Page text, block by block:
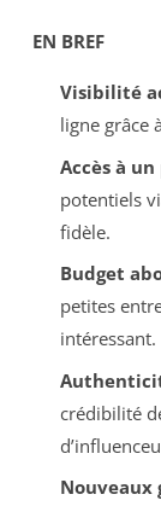
EN BREF
Visibilité
ligne grâce
Accès à
potentiels
fidèle.
Budget
petites
intéressant.
crédibilité
Nouveaux